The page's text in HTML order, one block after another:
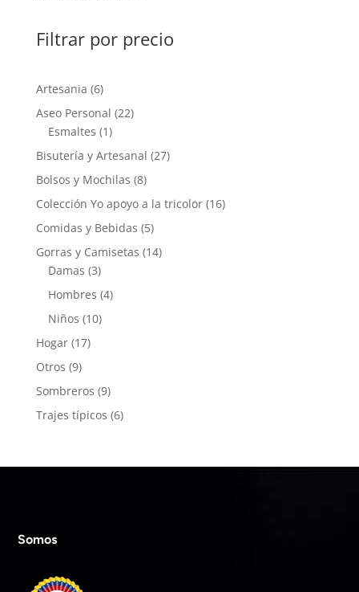
Filtrar por precio
Artesania 66
productos
Aseo Personal 2222
Esmaltes 11
producto
Bisutería y Artesanal 2727
Bolsos y Mochilas 88
productos
Colección Yo apoyo a la tricolor 1616
Comidas y Bebidas 55
productos
Gorras y Camisetas 1414
Damas 33
productos
Hombres 44
Niños 1010
Hogar 1717
Otros 99
productos
Sombreros 99
productos
Trajes típicos 66
Somos